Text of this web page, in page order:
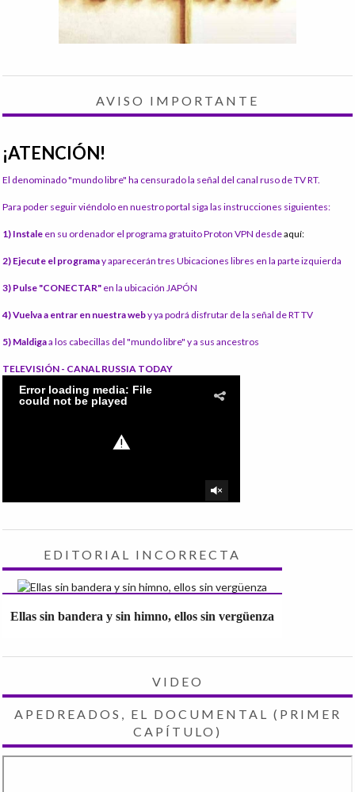
AVISO IMPORTANTE
¡ATENCIÓN!
El denominado "mundo libre" ha censurado la señal del canal ruso de TV RT.
Para poder seguir viéndolo en nuestro portal siga las instrucciones siguientes:
1) Instale en su ordenador el programa gratuito Proton VPN desdeaquí:
2) Ejecute el programay aparecerán tres Ubicaciones libres en la parte izquierda
3) Pulse "CONECTAR" en la ubicación JAPÓN
4) Vuelva a entrar en nuestra weby ya podrá disfrutar de la señal de RT TV
5) Maldigaa los cabecillas del "mundo libre" y a sus ancestros
TELEVISIÓN - CANAL RUSSIA TODAY
EDITORIAL INCORRECTA
Ellas sin bandera y sin himno, ellos sin vergüenza
VIDEO
APEDREADOS, EL DOCUMENTAL (PRIMER
CAPÍTULO)